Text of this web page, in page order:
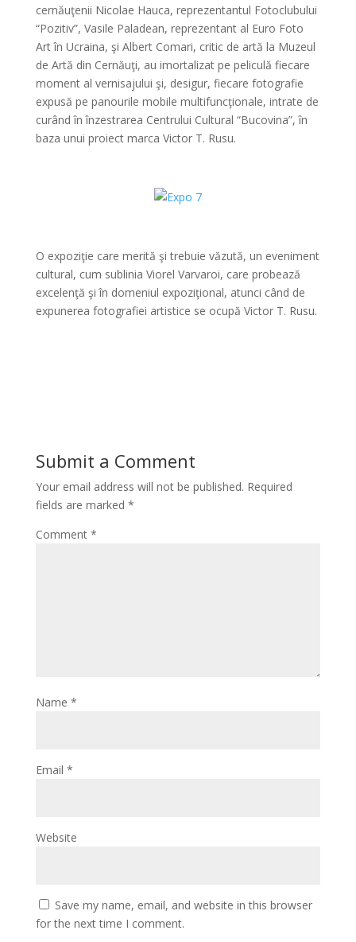
cernăuţenii Nicolae Hauca, reprezentantul Fotoclubului
“Pozitiv”, Vasile Paladean, reprezentant al Euro Foto
Art în Ucraina, şi Albert Comari, critic de artă la Muzeul
de Artă din Cernăuţi, au imortalizat pe peliculă fiecare
moment al vernisajului şi, desigur, fiecare fotografie
expusă pe panourile mobile multifuncţionale, intrate de
curând în înzestrarea Centrului Cultural “Bucovina”, în
baza unui proiect marca Victor T. Rusu.
O expoziţie care merită şi trebuie văzută, un eveniment
cultural, cum sublinia Viorel Varvaroi, care probează
excelenţă şi în domeniul expoziţional, atunci când de
expunerea fotografiei artistice se ocupă Victor T. Rusu.
Submit a Comment
Your email address will not be published. Required
fields are marked *
Comment *
Name *
Email *
Website
Save my name, email, and website in this browser
for the next time I comment.